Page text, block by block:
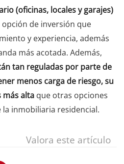
(oficinas, locales y garajes)
de inversión que
y experiencia, además
más acotada. Además,
tan reguladas por parte de
menos carga de riesgo, su
más alta que otras opciones
la inmobiliaria residencial.
Valora este artículo